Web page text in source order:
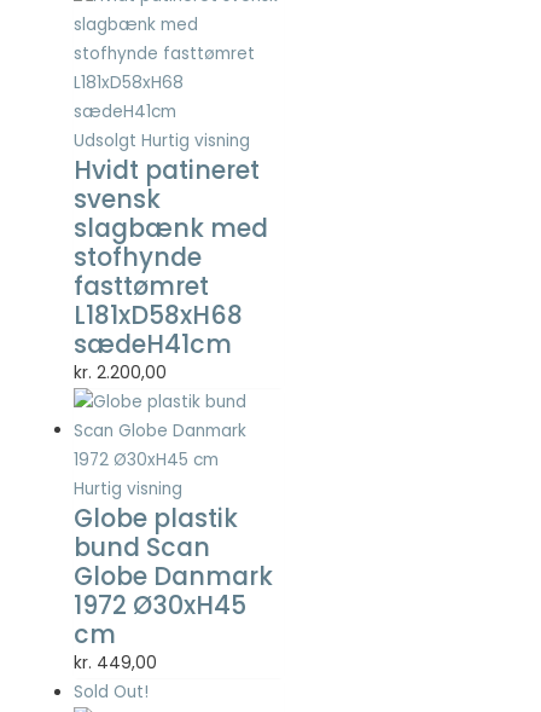
Udsolgt Hurtig visning
Hvidt patineret
svensk
slagbænk med
stofhynde
fasttømret
L181xD58xH68
sædeH41cm
kr. 2.200,00
Hurtig visning
Globe plastik
bund Scan
Globe Danmark
1972 Ø30xH45
cm
kr. 449,00
Sold Out!
med at gøre en
hjemmeside
brugbar ved at
aktivere
grundlæggende
funktioner
såsom side-
navigation og
adgang til sikre
områder af
hjemmesiden.
Hjemmesiden
kan ikke fungere
ordentligt uden
disse cookies.
Statistisk
Statistisk
cookies
hjælper
webstedsejere
med at forstå,
hvordan de
besøgende
interagerer
med
hjemmesider
ved at